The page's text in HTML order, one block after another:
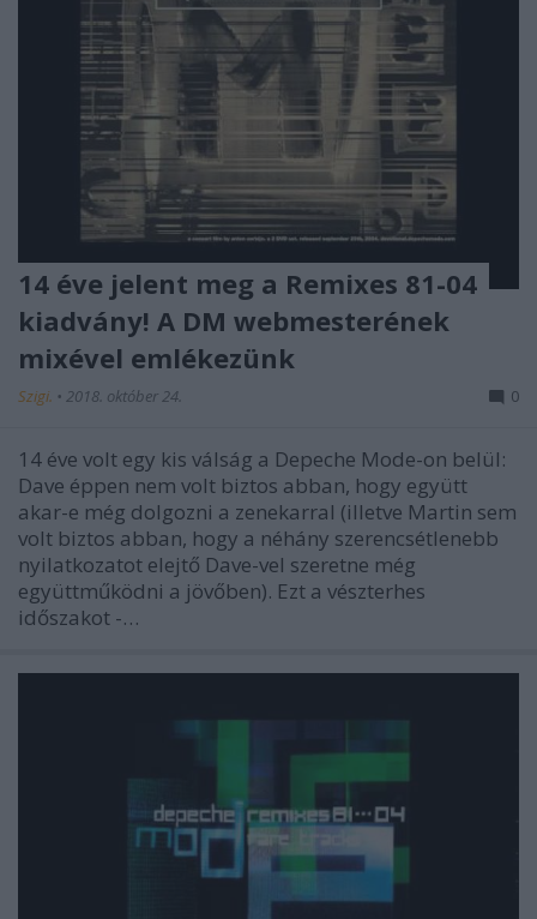
14 éve jelent meg a Remixes 81-04
kiadvány! A DM webmesterének
mixével emlékezünk
Szigi. • 2018. október 24. 0
14 éve volt egy kis válság a Depeche Mode-on belül:
Dave éppen nem volt biztos abban, hogy együtt
akar-e még dolgozni a zenekarral (illetve Martin sem
volt biztos abban, hogy a néhány szerencsétlenebb
nyilatkozatot elejtő Dave-vel szeretne még
együttműködni a jövőben). Ezt a vészterhes
időszakot -…